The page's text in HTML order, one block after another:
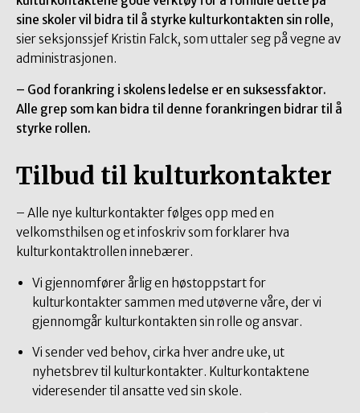
sine skoler vil bidra til å styrke kulturkontakten sin rolle,
sier seksjonssjef Kristin Falck, som uttaler seg på vegne av
administrasjonen.
– God forankring i skolens ledelse er en suksessfaktor.
Alle grep som kan bidra til denne forankringen bidrar til å
styrke rollen.
Tilbud til kulturkontakter
– Alle nye kulturkontakter følges opp med en
velkomsthilsen og et infoskriv som forklarer hva
kulturkontaktrollen innebærer.
Vi gjennomfører årlig en høstoppstart for
kulturkontakter sammen med utøverne våre, der vi
gjennomgår kulturkontakten sin rolle og ansvar.
Vi sender ved behov, cirka hver andre uke, ut
nyhetsbrev til kulturkontakter. Kulturkontaktene
videresender til ansatte ved sin skole.